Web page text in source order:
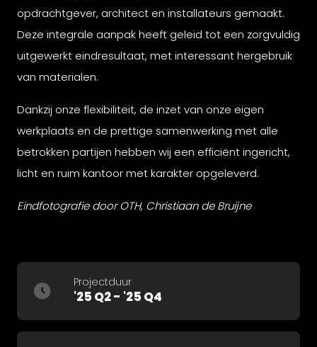
opdrachtgever, architect en installateurs gemaakt.
Deze integrale aanpak heeft geleid tot een zorgvuldig
uitgewerkt eindresultaat, met interessant hergebruik
van materialen.
Dankzij onze flexibiliteit, de inzet van onze eigen
werkplaats en de prettige samenwerking met alle
betrokken partijen hebben wij een efficiënt ingericht,
licht en ruim kantoor met karakter opgeleverd.
Eindfotografie door OTH, Christiaan de Bruijne
Projectduur
'25 Q2 - '25 Q4